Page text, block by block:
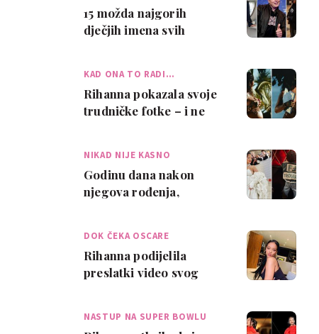
15 možda najgorih
dječjih imena svih
KAD ONA TO RADI…
Rihanna pokazala svoje
trudničke fotke – i ne
NIKAD NIJE KASNO
Godinu dana nakon
njegova rođenja,
DOK ČEKA OSCARE
Rihanna podijelila
preslatki video svog
NASTUP NA SUPER BOWLU